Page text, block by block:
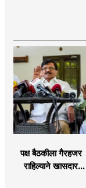
पक्ष बैठकीला गैरहजर
राहिल्याने खासदार